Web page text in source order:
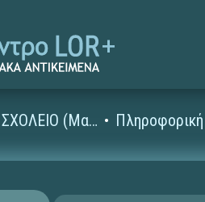
ΨΗΦΙΑΚΟ ΣΧΟΛΕΙΟ (Μαθησιακά Αντικείμενα)